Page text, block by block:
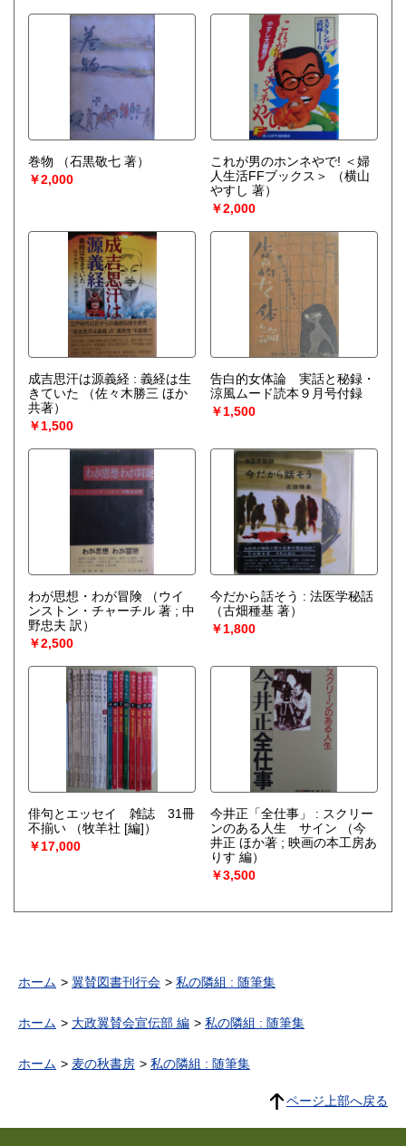
巻物
（石黒敬七 著）
￥2,000
これが男のホンネやで! ＜婦
人生活FFブックス＞
（横山
やすし 著）
￥2,000
成吉思汗は源義経 : 義経は生
きていた
（佐々木勝三 ほか
共著）
￥1,500
告白的女体論 実話と秘録・
涼風ムード読本９月号付録
￥1,500
わが思想・わが冒険
（ウイ
ンストン・チャーチル 著 ; 中
野忠夫 訳）
￥2,500
今だから話そう : 法医学秘話
（古畑種基 著）
￥1,800
俳句とエッセイ 雑誌 31冊
不揃い
（牧羊社 [編]）
￥17,000
今井正「全仕事」 : スクリー
ンのある人生 サイン
（今
井正 ほか著 ; 映画の本工房あ
りす 編）
￥3,500
ホーム 翼賛図書刊行会 私の隣組 : 随筆集
ホーム 大政翼賛会宣伝部 編 私の隣組 : 随筆集
ホーム 麦の秋書房 私の隣組 : 随筆集
ページ上部へ戻る